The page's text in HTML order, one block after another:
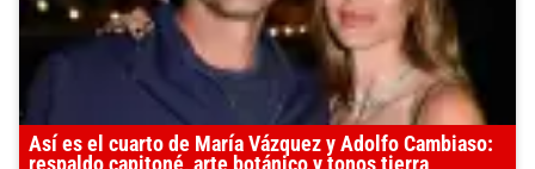
Así es el cuarto de María Vázquez y Adolfo Cambiaso:
respaldo capitoné, arte botánico y tonos tierra